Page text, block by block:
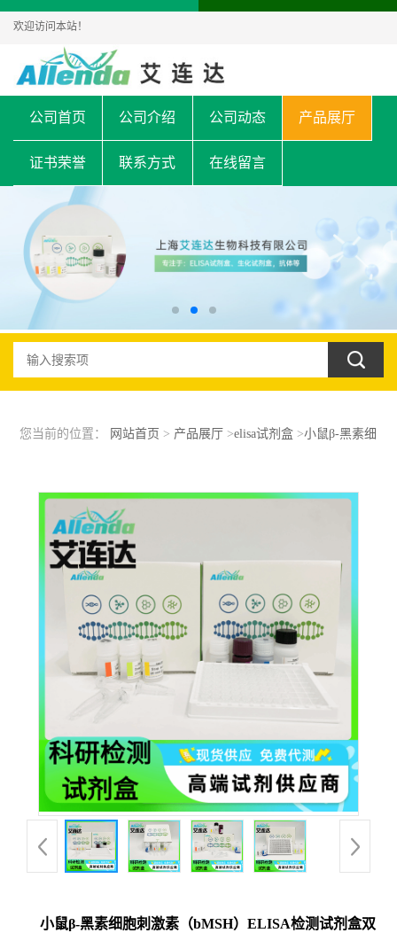
欢迎访问本站！
公司首页 公司介绍 公司动态 产品展厅
证书荣誉 联系方式 在线留言
您当前的位置： 网站首页 > 产品展厅 >elisa试剂盒>小鼠β-黑素细
小鼠β-黑素细胞刺激素（bMSH）ELISA检测试剂盒双